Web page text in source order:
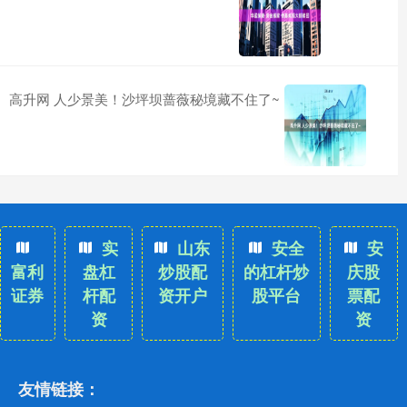
高升网 人少景美！沙坪坝蔷薇秘境藏不住了~
富利
证券
实
盘杠
杆配
资
山东
炒股配
资开户
安全
的杠杆炒
股平台
安
庆股
票配
资
友情链接：